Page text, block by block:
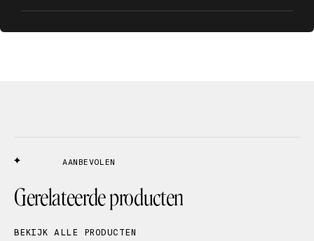
AANBEVOLEN
Gerelateerde producten
BEKIJK ALLE PRODUCTEN